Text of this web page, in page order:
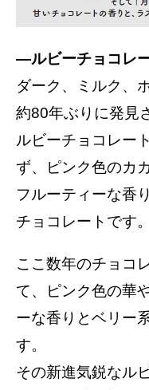
―ルビーチョコレ
ダーク、ミルク、
約80年ぶりに発見
ルビーチョコレー
ず、ピンク色のカ
フルーティーな香
チョコレートです。
ここ数年のチョコ
て、ピンク色の華
ーな香りとベリー
す。
その新進気鋭なル